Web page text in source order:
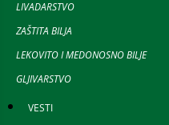
LIVADARSTVO
ZAŠTITA BILJA
LEKOVITO I MEDONOSNO BILJE
GLJIVARSTVO
VESTI